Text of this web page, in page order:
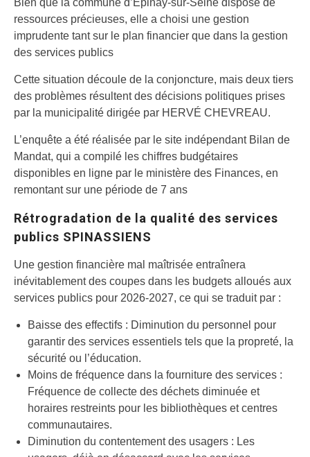
Bien que la commune d’Épinay-sur-Seine dispose de
ressources précieuses, elle a choisi une gestion
imprudente tant sur le plan financier que dans la gestion
des services publics
Cette situation découle de la conjoncture, mais deux tiers
des problèmes résultent des décisions politiques prises
par la municipalité dirigée par HERVÉ CHEVREAU.
L’enquête a été réalisée par le site indépendant Bilan de
Mandat, qui a compilé les chiffres budgétaires
disponibles en ligne par le ministère des Finances, en
remontant sur une période de 7 ans
Rétrogradation de la qualité des services
publics SPINASSIENS
Une gestion financière mal maîtrisée entraînera
inévitablement des coupes dans les budgets alloués aux
services publics pour 2026-2027, ce qui se traduit par :
Baisse des effectifs : Diminution du personnel pour
garantir des services essentiels tels que la propreté, la
sécurité ou l’éducation.
Moins de fréquence dans la fourniture des services :
Fréquence de collecte des déchets diminuée et
horaires restreints pour les bibliothèques et centres
communautaires.
Diminution du contentement des usagers : Les